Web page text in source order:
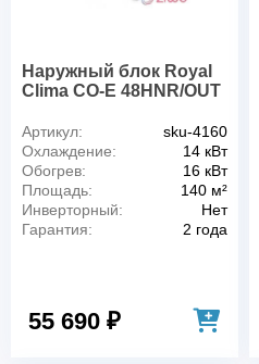
Наружный блок Royal
Clima CO-E 48HNR/OUT
Артикул:
sku-4160
Охлаждение:
14 кВт
Обогрев:
16 кВт
Площадь:
140 м²
Инверторный:
Нет
Гарантия:
2 года
55 690 ₽